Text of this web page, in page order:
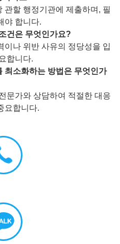
관할 행정기관에 제출하며, 필
야 합니다.
건은 무엇인가요?
이나 위반 사유의 정당성을 입
합니다.
최소화하는 방법은 무엇인가
문가와 상담하여 적절한 대응
요합니다.